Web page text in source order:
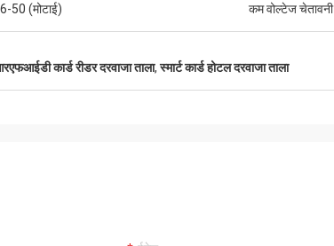
50 (मोटाई) कम वोल्टेज चेतावनी
कार्ड रीडर दरवाजा ताला,स्मार्ट कार्ड होटल दरवाजा ताला